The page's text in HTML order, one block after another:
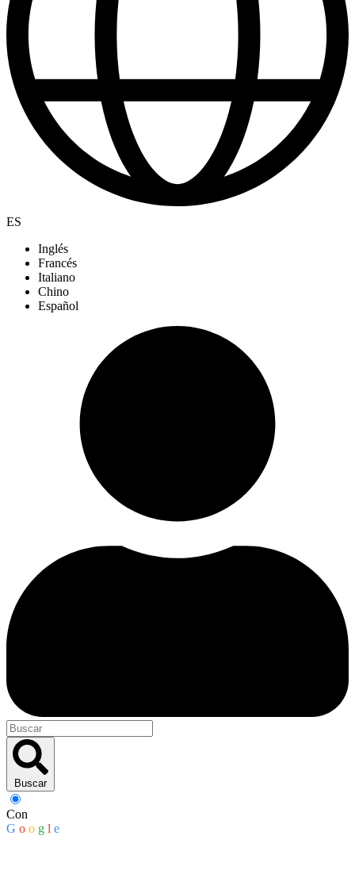
ES
Inglés
Francés
Italiano
Chino
Español
Buscar
Con
G o o g l e